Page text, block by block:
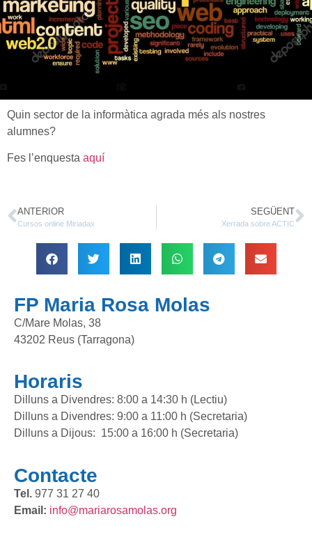
Quin sector de la informàtica agrada més als nostres
alumnes?
Fes l’enquesta aquí
ANTERIOR
Cursos online Miriadax
SEGÜENT
Xerrada sobre ACTIC
FP Maria Rosa Molas
C/Mare Molas, 38
43202 Reus (Tarragona)
Horaris
Dilluns a Divendres: 8:00 a 14:30 h (Lectiu)
Dilluns a Divendres: 9:00 a 11:00 h (Secretaria)
Dilluns a Dijous: 15:00 a 16:00 h (Secretaria)
Contacte
Tel. 977 31 27 40
Email: info@mariarosamolas.org